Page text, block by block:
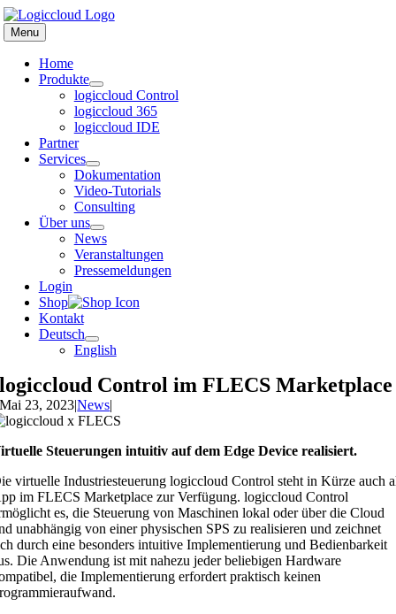
Zum
Inhalt
springen
Menu
Home
Produkte
logiccloud Control
logiccloud 365
logiccloud IDE
Partner
Services
Dokumentation
Video-Tutorials
Consulting
Über uns
News
Veranstaltungen
Pressemeldungen
Login
Shop
Kontakt
Deutsch
English
logiccloud Control im FLECS Marketplace​
Mai 23, 2023|News|
Steuerungen intuitiv auf dem Edge Device realisiert.
virtuelle Industriesteuerung logiccloud Control steht in Kürze auch
im FLECS Marketplace zur Verfügung. logiccloud Control
es, die Steuerung von Maschinen lokal oder über die Cloud
unabhängig von einer physischen SPS zu realisieren und zeichnet
durch eine besonders intuitive Implementierung und Bedienbarkeit
Die Anwendung ist mit nahezu jeder beliebigen Hardware
die Implementierung erfordert praktisch keinen